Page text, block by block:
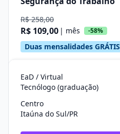
R$ 258,00
R$ 109,00 | mês -58%
Duas mensalidades GRÁTIS
EaD / Virtual
Tecnólogo (graduação)
Centro
Itaúna do Sul/PR